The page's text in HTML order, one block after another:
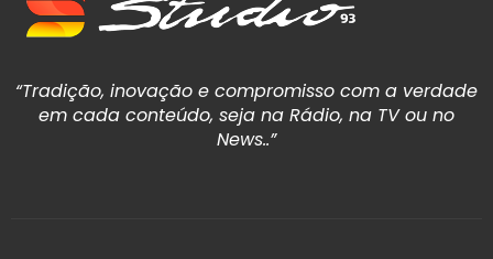
“Tradição, inovação e compromisso com a verdade
em cada conteúdo, seja na Rádio, na TV ou no
News..”